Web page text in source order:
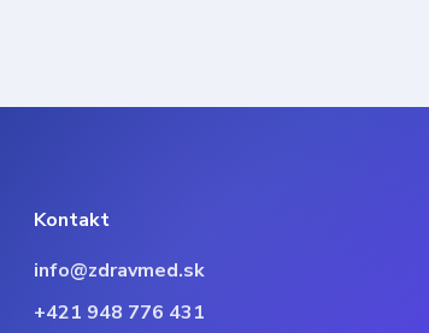
Kontakt
info@zdravmed.sk
+421 948 776 431